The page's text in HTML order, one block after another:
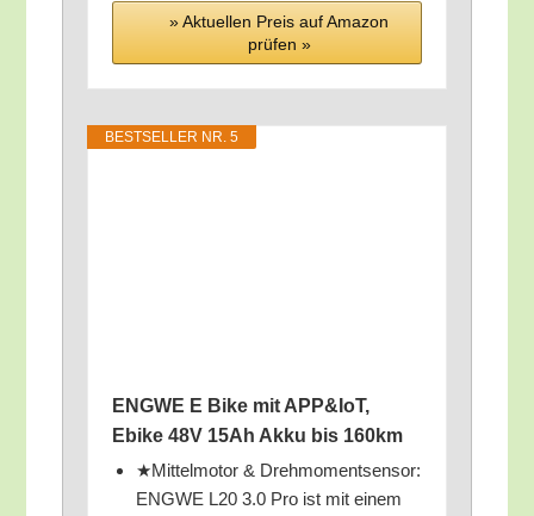
» Aktu­el­len Preis auf Ama­zon
prü­fen »
BEST­SEL­LER NR. 5
ENGWE E Bike mit APP&IoT,
Ebike 48V 15Ah Akku bis 160km
★Mit­tel­mo­tor & Dreh­mo­ment­sen­sor:
ENGWE L20 3.0 Pro ist mit einem